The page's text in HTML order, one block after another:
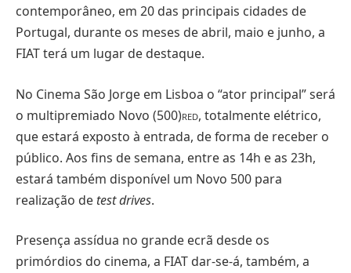
contemporâneo, em 20 das principais cidades de
Portugal, durante os meses de abril, maio e junho, a
FIAT terá um lugar de destaque.
No Cinema São Jorge em Lisboa o “ator principal” será
o multipremiado Novo (500)RED, totalmente elétrico,
que estará exposto à entrada, de forma de receber o
público. Aos fins de semana, entre as 14h e as 23h,
estará também disponível um Novo 500 para
realização de test drives.
Presença assídua no grande ecrã desde os
primórdios do cinema, a FIAT dar-se-á, também, a